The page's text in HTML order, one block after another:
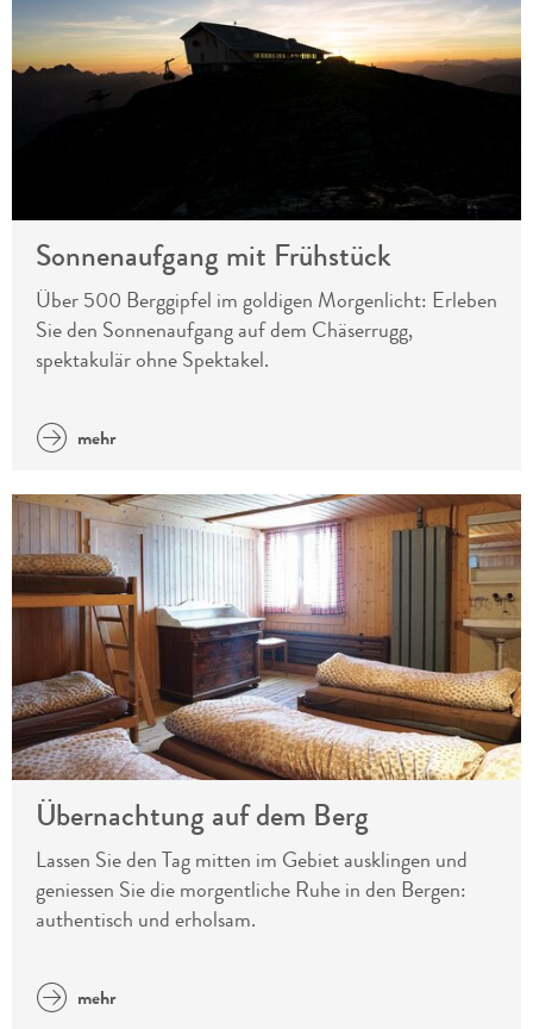
Sonnenaufgang mit Frühstück
Über 500 Berggipfel im goldigen Morgenlicht: Erleben
Sie den Sonnenaufgang auf dem Chäserrugg,
spektakulär ohne Spektakel.
mehr
Übernachtung auf dem Berg
Lassen Sie den Tag mitten im Gebiet ausklingen und
geniessen Sie die morgentliche Ruhe in den Bergen:
authentisch und erholsam.
mehr